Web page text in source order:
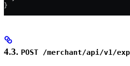
}
4.3. POST /merchant/api/v1/